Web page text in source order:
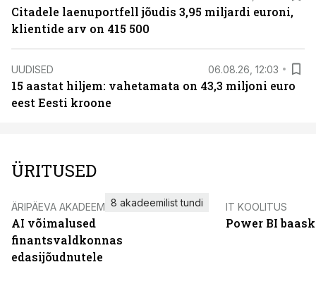
Citadele laenuportfell jõudis 3,95 miljardi euroni,
klientide arv on 415 500
UUDISED 06.08.26, 12:03
15 aastat hiljem: vahetamata on 43,3 miljoni euro
eest Eesti kroone
ÜRITUSED
ÄRIPÄEVA AKADEEMIA
AI võimalused
finantsvaldkonnas
edasijõudnutele
8 akadeemilist tundi IT KOOLITUS
Power BI